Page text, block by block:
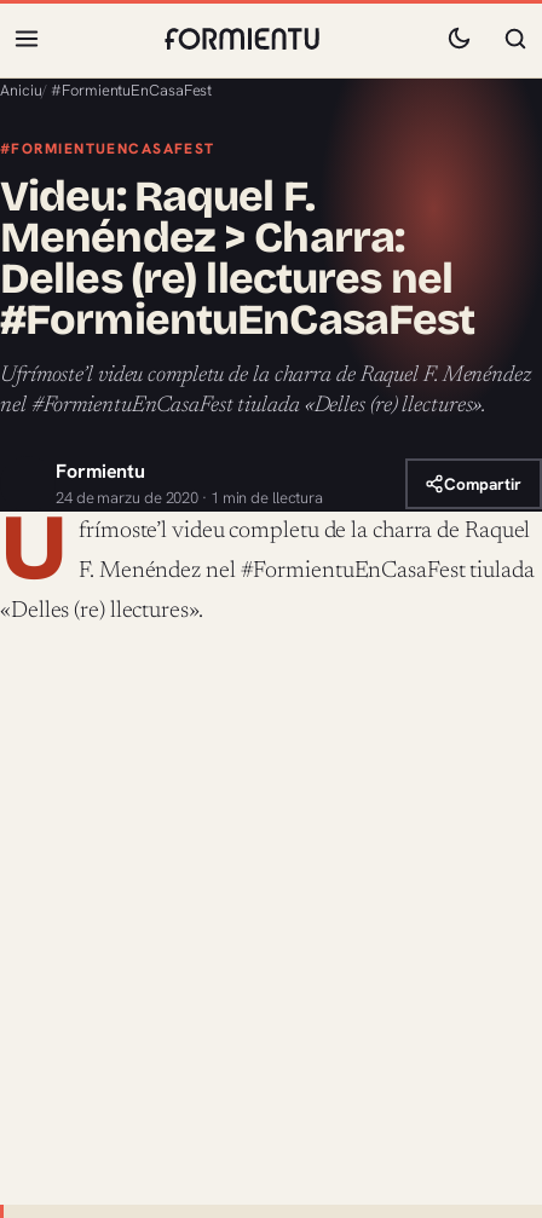
Aniciu/ #FormientuEnCasaFest
#FORMIENTUENCASAFEST
Videu: Raquel F.
Menéndez > Charra:
Delles (re) llectures nel
#FormientuEnCasaFest
Ufrímoste’l videu completu de la charra de Raquel F. Menéndez
nel #FormientuEnCasaFest tiulada «Delles (re) llectures».
Formientu
24 de marzu de 2020 · 1 min de llectura
Compartir
U frímoste’l videu completu de la charra de Raquel
F. Menéndez nel #FormientuEnCasaFest tiulada
«Delles (re) llectures».